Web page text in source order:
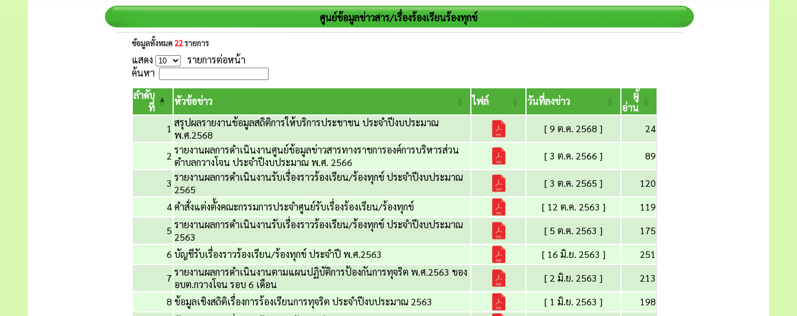
ศูนย์ข้อมูลข่าวสาร/เรื่องร้องเรียนร้องทุกข์
ข้อมูลทั้งหมด 22รายการ
แสดง
รายการต่อหน้า
ค้นหา
ลำดับ
ที่
หัวข้อข่าว ไฟล์ วันที่ลงข่าว
ผู้
อ่าน
1 สรุปผลรายงานข้อมูลสถิติการให้บริการประชาชน ประจำปีงบประมาณ
พ.ศ.2568
[ 9 ต.ค. 2568 ] 24
2 รายงานผลการดำเนินงานศูนย์ข้อมูลข่าวสารทางราชการองค์การบริหารส่วน
ตำบลกวางโจน ประจำปีงบประมาณ พ.ศ. 2566
[ 3 ต.ค. 2566 ] 89
3 รายงานผลการดำเนินงานรับเรื่องราวร้องเรียน/ร้องทุกข์ ประจำปีงบประมาณ
2565
[ 3 ต.ค. 2565 ]
120
4คำสั่งแต่งตั้งคณะกรรมการประจำศูนย์รับเรื่องร้องเรียน/ร้องทุกข์ [ 12 ต.ค. 2563 ]
119
5 รายงานผลการดำเนินงานรับเรื่องราวร้องเรียน/ร้องทุกข์ ประจำปีงบประมาณ
2563
[ 5 ต.ค. 2563 ]
175
6 บัญชีรับเรื่องราวร้องเรียน/ร้องทุกข์ ประจำปี พ.ศ.2563 [ 16 มิ.ย. 2563 ]
251
7 รายงานผลการดำเนินงานตามแผนปฏิบัติการป้องกันการทุจริต พ.ศ.2563 ของ
อบต.กวางโจน รอบ 6 เดือน
[ 2 มิ.ย. 2563 ]
213
8 ข้อมูลเชิงสถิติเรื่องการร้องเรียนการทุจริต ประจำปีงบประมาณ 2563 [ 1 มิ.ย. 2563 ]
198